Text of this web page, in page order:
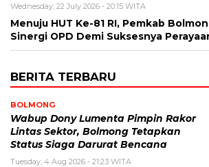
Wednesday, 22 July 2026 - 20:15 WITA
Menuju HUT Ke-81 RI, Pemkab
Sinergi OPD Demi Suksesnya
BERITA TERBARU
BOLMONG
Wabup Dony Lumenta Pimpin Rakor
Lintas Sektor, Bolmong Tetapkan
Status Siaga Darurat Bencana
Tuesday, 4 Aug 2026 - 21:23 WITA